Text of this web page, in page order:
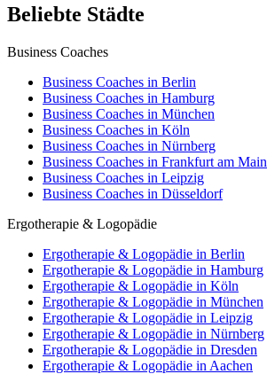
Beliebte Städte
Business Coaches
Business Coaches in Berlin
Business Coaches in Hamburg
Business Coaches in München
Business Coaches in Köln
Business Coaches in Nürnberg
Business Coaches in Frankfurt am Main
Business Coaches in Leipzig
Business Coaches in Düsseldorf
Ergotherapie & Logopädie
Ergotherapie & Logopädie in Berlin
Ergotherapie & Logopädie in Hamburg
Ergotherapie & Logopädie in Köln
Ergotherapie & Logopädie in München
Ergotherapie & Logopädie in Leipzig
Ergotherapie & Logopädie in Nürnberg
Ergotherapie & Logopädie in Dresden
Ergotherapie & Logopädie in Aachen